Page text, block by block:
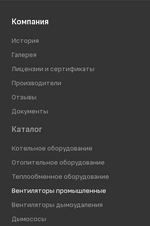
Компания
История
Галерея
Лицензии и сертификаты
Производители
Отзывы
Документы
Каталог
Котельное оборудование
Отопительное оборудование
Теплообменное оборудование
Вентиляторы промышленные
Вентиляторы дымоудаления
Дымососы